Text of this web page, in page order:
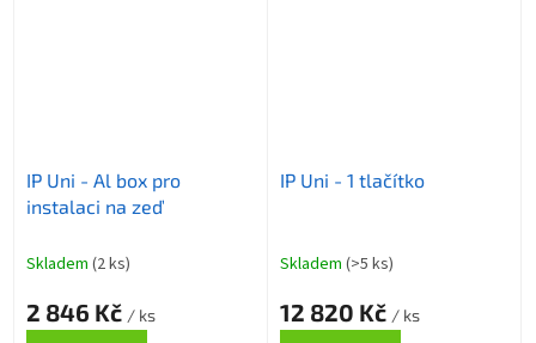
IP Uni - Al box pro
instalaci na zeď
Skladem (2 ks)
2 846 Kč / ks
IP Uni - 1 tlačítko
Skladem (>5 ks)
12 820 Kč / ks